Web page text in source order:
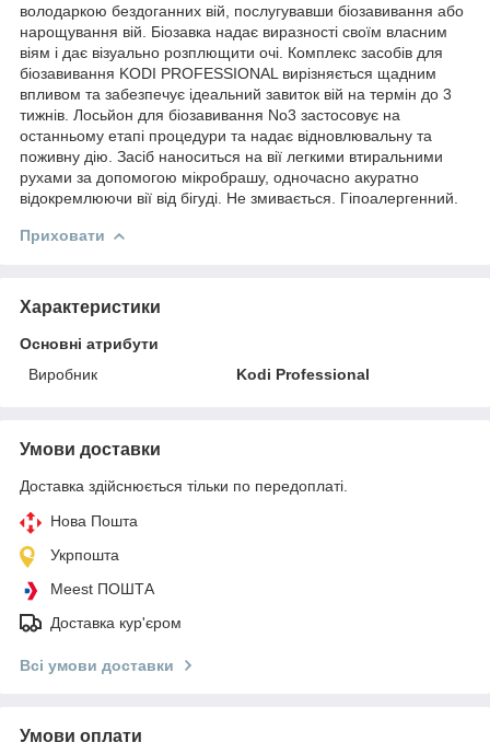
володаркою бездоганних вій, послугувавши біозавивання або
нарощування вій. Біозавка надає виразності своїм власним
віям і дає візуально розплющити очі. Комплекс засобів для
біозавивання KODI PROFESSIONAL вирізняється щадним
впливом та забезпечує ідеальний завиток вій на термін до 3
тижнів. Лосьйон для біозавивання No3 застосовує на
останньому етапі процедури та надає відновлювальну та
поживну дію. Засіб наноситься на вії легкими втиральними
рухами за допомогою мікробрашу, одночасно акуратно
відокремлюючи вії від бігуді. Не змивається. Гіпоалергенний.
Приховати
Характеристики
Основні атрибути
Виробник
Kodi Professional
Умови доставки
Доставка здійснюється тільки по передоплаті.
Нова Пошта
Укрпошта
Meest ПОШТА
Доставка кур'єром
Всі умови доставки
Умови оплати